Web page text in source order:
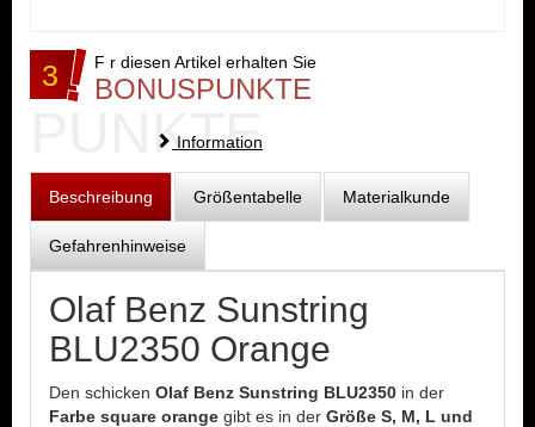
3 F r diesen Artikel erhalten Sie
BONUSPUNKTE
PUNKTE
Information
Beschreibung Größentabelle Materialkunde
Gefahrenhinweise
Olaf Benz Sunstring
BLU2350 Orange
Den schicken Olaf Benz Sunstring BLU2350 in der
Farbe square orange gibt es in der Größe S, M, L und